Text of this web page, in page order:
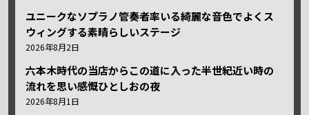
ユニークなソプラノ管奏者率いる綺麗な音色でよくス
ウィングする素晴らしいステージ
2026年8月2日
六本木時代の当店からこの道に入った半世紀近い時の
流れを思い感慨ひとしおの夜
2026年8月1日